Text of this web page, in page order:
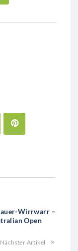
LinkedIn
Wirrwarr –
Open
Nächster Artikel